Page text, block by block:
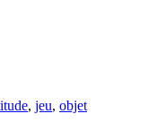
, jeu, objet